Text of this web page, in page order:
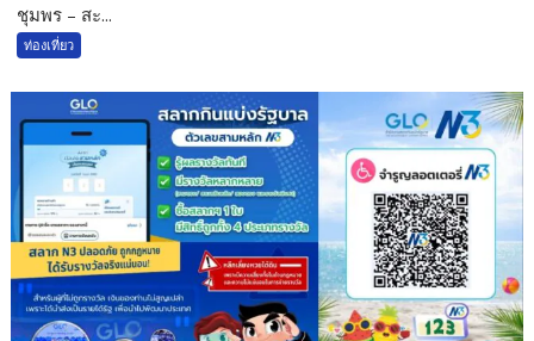
ชุมพร – สะ...
ท่องเที่ยว